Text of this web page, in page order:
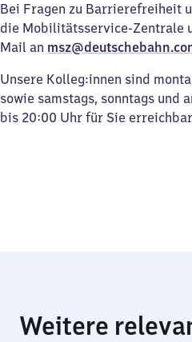
Bei Fragen zu Barrierefreiheit
die Mobilitätsservice-Zentrale
Mail an
Unsere Kolleg:innen sind
sowie samstags, sonntags und
bis 20:00 Uhr für Sie
Weitere